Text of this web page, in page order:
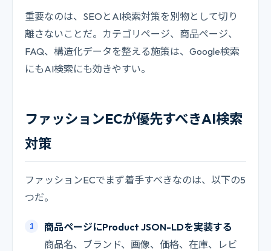
重要なのは、SEOとAI検索対策を別物として切り
離さないことだ。カテゴリページ、商品ページ、
FAQ、構造化データを整える施策は、Google検索
にもAI検索にも効きやすい。
ファッションECが優先すべきAI検索
対策
ファッションECでまず着手すべきなのは、以下の5
つだ。
商品ページにProduct JSON-LDを実装する
商品名、ブランド、画像、価格、在庫、レビ